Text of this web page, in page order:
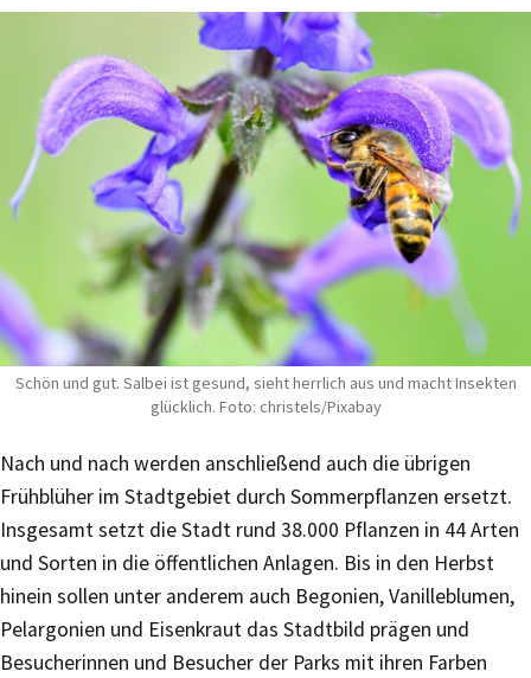
Schön und gut. Salbei ist gesund, sieht herrlich aus und macht Insekten
glücklich. Foto: christels/Pixabay
Nach und nach werden anschließend auch die übrigen
Frühblüher im Stadtgebiet durch Sommerpflanzen ersetzt.
Insgesamt setzt die Stadt rund 38.000 Pflanzen in 44 Arten
und Sorten in die öffentlichen Anlagen. Bis in den Herbst
hinein sollen unter anderem auch Begonien, Vanilleblumen,
Pelargonien und Eisenkraut das Stadtbild prägen und
Besucherinnen und Besucher der Parks mit ihren Farben